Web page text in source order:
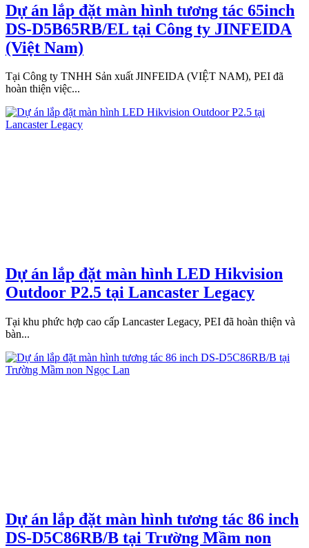
Dự án lắp đặt màn hình tương tác 65inch
DS-D5B65RB/EL tại Công ty JINFEIDA
(Việt Nam)
Tại Công ty TNHH Sản xuất JINFEIDA (VIỆT NAM), PEI đã
hoàn thiện việc...
Dự án lắp đặt màn hình LED Hikvision
Outdoor P2.5 tại Lancaster Legacy
Tại khu phức hợp cao cấp Lancaster Legacy, PEI đã hoàn thiện và
bàn...
Dự án lắp đặt màn hình tương tác 86 inch
DS-D5C86RB/B tại Trường Mầm non